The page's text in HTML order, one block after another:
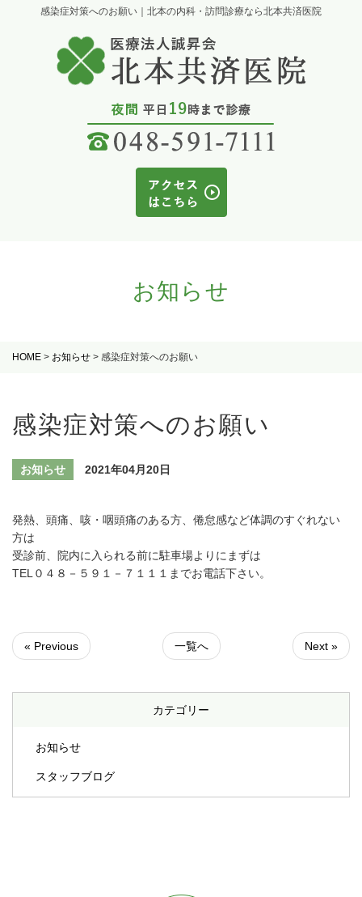
感染症対策へのお願い｜北本の内科・訪問診療なら北本共済医院
お知らせ
HOME > お知らせ > 感染症対策へのお願い
感染症対策へのお願い
お知らせ 2021年04月20日
発熱、頭痛、咳・咽頭痛のある方、倦怠感など体調のすぐれない
方は
受診前、院内に入られる前に駐車場よりにまずは
TEL０４８－５９１－７１１１までお電話下さい。
« Previous 一覧へ Next »
カテゴリー
お知らせ
スタッフブログ